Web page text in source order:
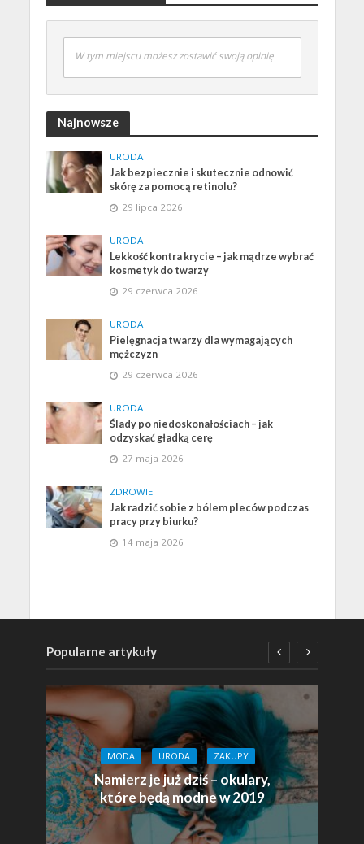
W tym miejscu możesz zostawić swoją opinię
Najnowsze
URODA
Jak bezpiecznie i skutecznie odnowić
skórę za pomocą retinolu?
29 lipca 2026
URODA
Lekkość kontra krycie – jak mądrze wybrać
kosmetyk do twarzy
29 czerwca 2026
URODA
Pielęgnacja twarzy dla wymagających
mężczyzn
29 czerwca 2026
URODA
Ślady po niedoskonałościach – jak
odzyskać gładką cerę
27 maja 2026
ZDROWIE
Jak radzić sobie z bólem pleców podczas
pracy przy biurku?
14 maja 2026
Popularne artykuły
MODA URODA ZAKUPY
Namierz je już dziś – okulary,
które będą modne w 2019